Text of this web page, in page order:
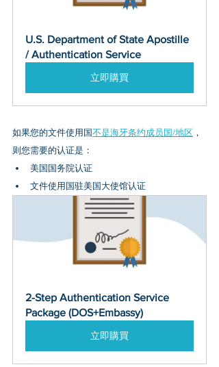
U.S. Department of State Apostille
/ Authentication Service
立即購買
如果您的文件使用国不是海牙条约成员国/地区 ，
则您需要的认证是：
美国国务院认证
文件使用国驻美国大使馆认证
2-Step Authentication Service
Package (DOS+Embassy)
立即購買